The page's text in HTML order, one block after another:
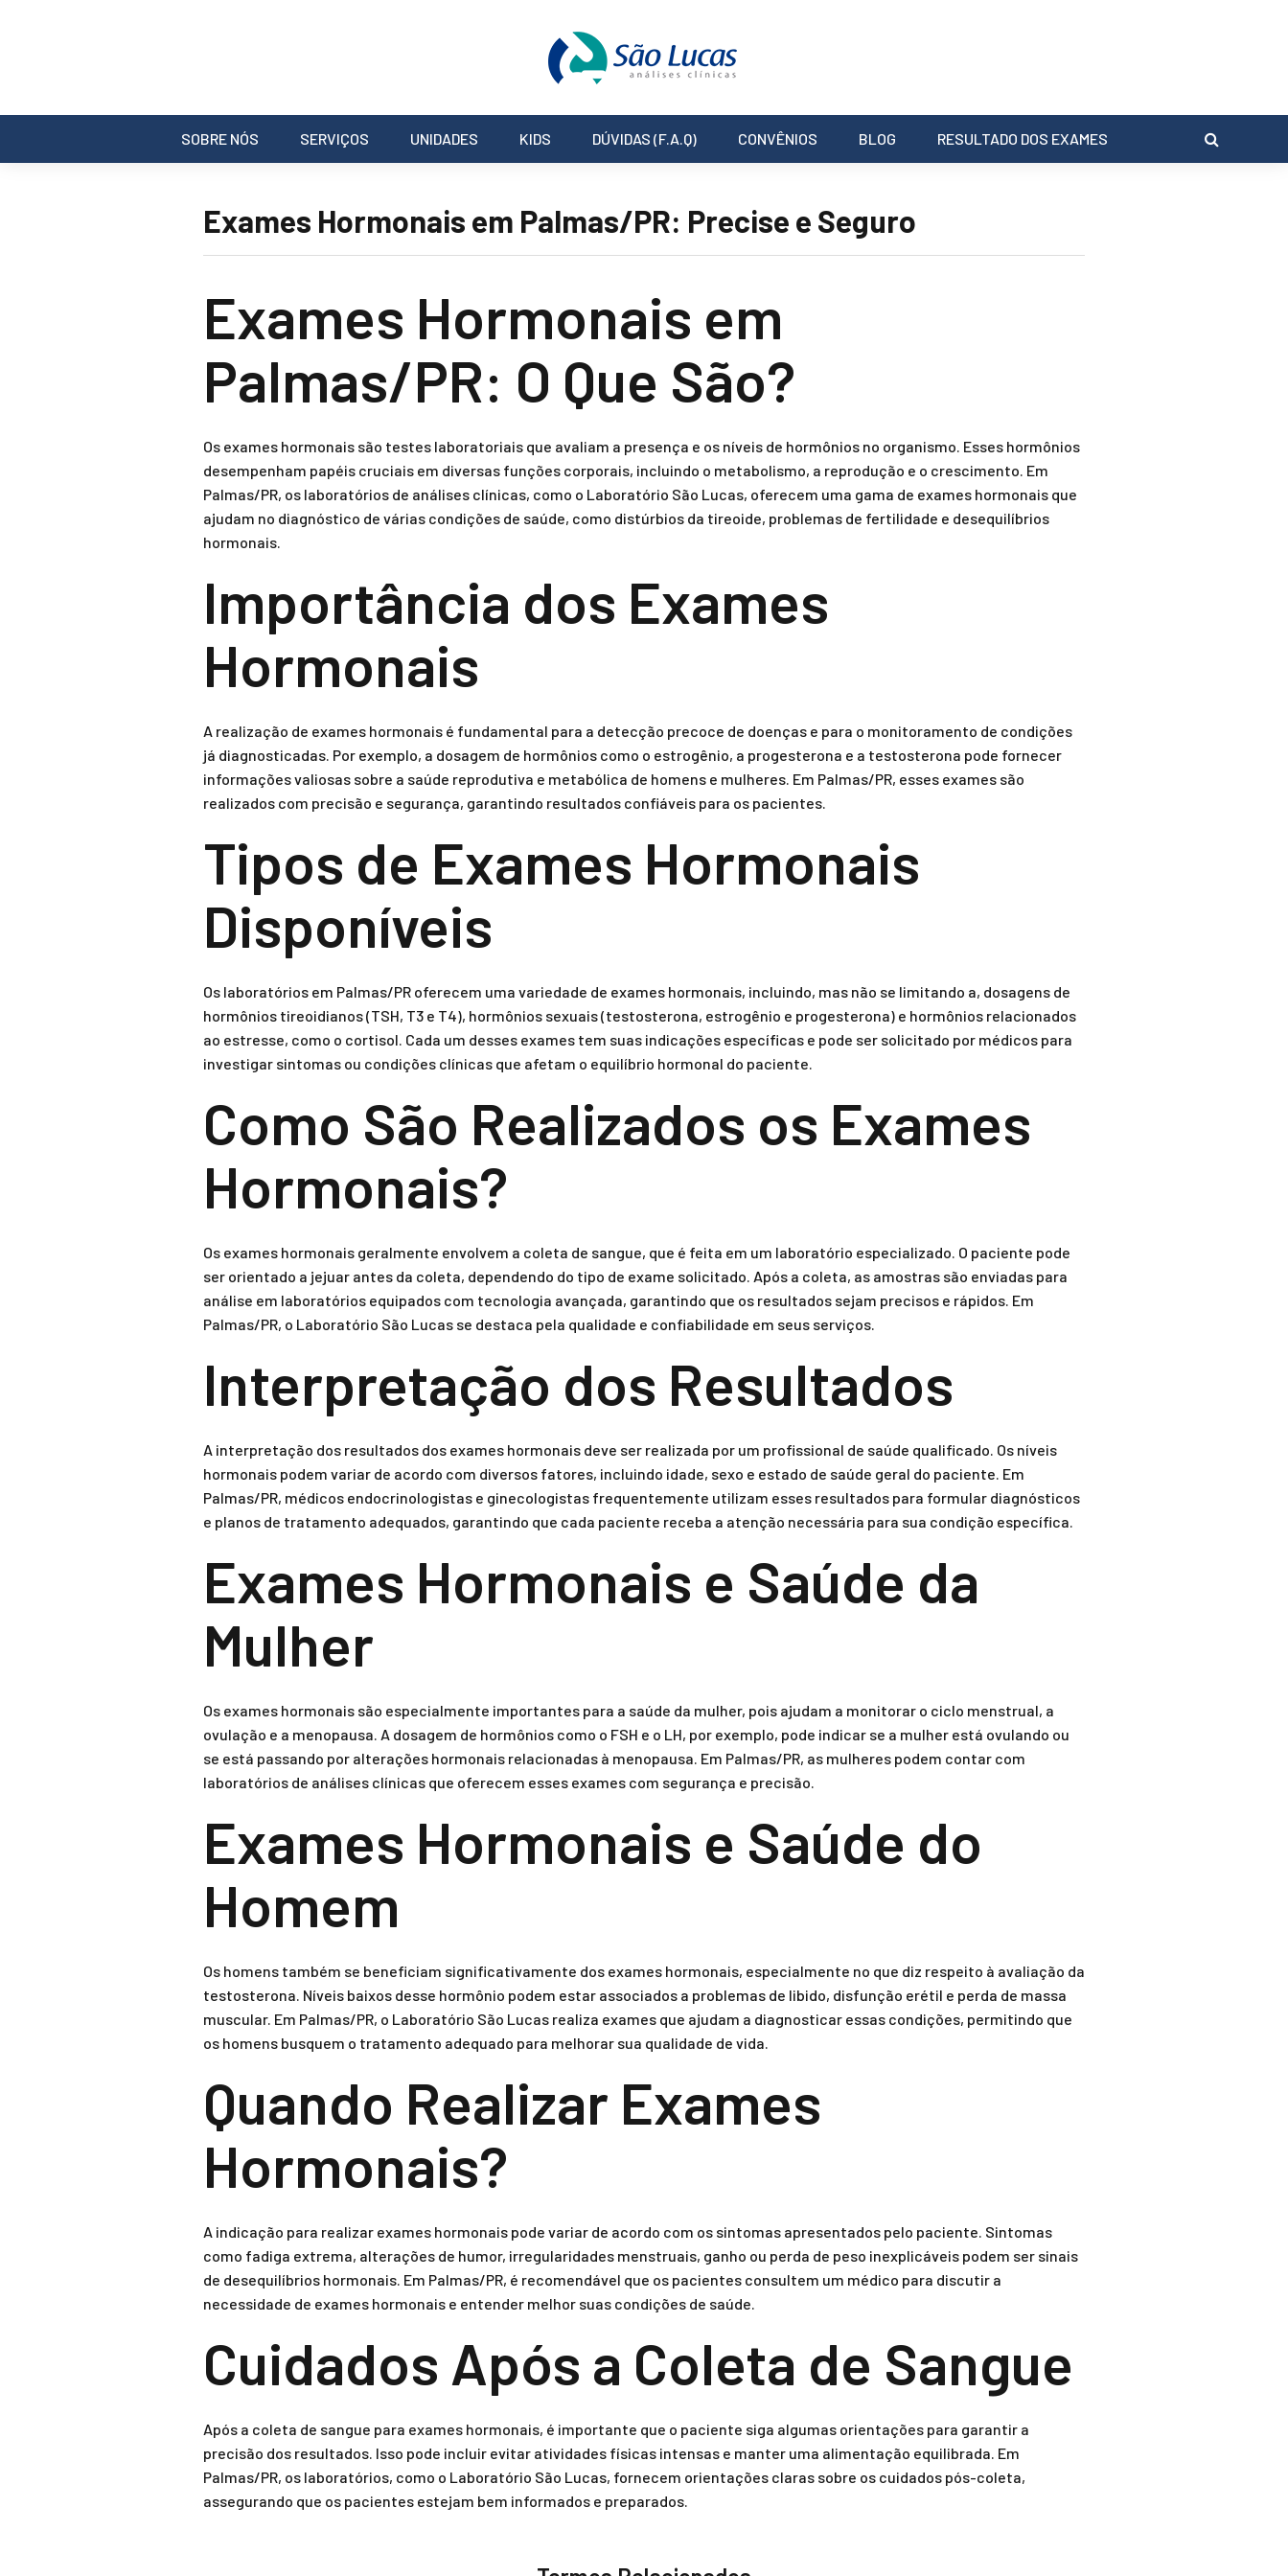
SOBRE NÓS SERVIÇOS UNIDADES KIDS DÚVIDAS (F.A.Q) CONVÊNIOS BLOG RESULTADO DOS EXAMES
Exames Hormonais em Palmas/PR: Precise e Seguro
Exames Hormonais em
Palmas/PR: O Que São?
Os exames hormonais são testes laboratoriais que avaliam a presença e os níveis de hormônios no organismo. Esses hormônios
desempenham papéis cruciais em diversas funções corporais, incluindo o metabolismo, a reprodução e o crescimento. Em
Palmas/PR, os laboratórios de análises clínicas, como o Laboratório São Lucas, oferecem uma gama de exames hormonais que
ajudam no diagnóstico de várias condições de saúde, como distúrbios da tireoide, problemas de fertilidade e desequilíbrios
hormonais.
Importância dos Exames
Hormonais
A realização de exames hormonais é fundamental para a detecção precoce de doenças e para o monitoramento de condições
já diagnosticadas. Por exemplo, a dosagem de hormônios como o estrogênio, a progesterona e a testosterona pode fornecer
informações valiosas sobre a saúde reprodutiva e metabólica de homens e mulheres. Em Palmas/PR, esses exames são
realizados com precisão e segurança, garantindo resultados confiáveis para os pacientes.
Tipos de Exames Hormonais
Disponíveis
Os laboratórios em Palmas/PR oferecem uma variedade de exames hormonais, incluindo, mas não se limitando a, dosagens de
hormônios tireoidianos (TSH, T3 e T4), hormônios sexuais (testosterona, estrogênio e progesterona) e hormônios relacionados
ao estresse, como o cortisol. Cada um desses exames tem suas indicações específicas e pode ser solicitado por médicos para
investigar sintomas ou condições clínicas que afetam o equilíbrio hormonal do paciente.
Como São Realizados os Exames
Hormonais?
Os exames hormonais geralmente envolvem a coleta de sangue, que é feita em um laboratório especializado. O paciente pode
ser orientado a jejuar antes da coleta, dependendo do tipo de exame solicitado. Após a coleta, as amostras são enviadas para
análise em laboratórios equipados com tecnologia avançada, garantindo que os resultados sejam precisos e rápidos. Em
Palmas/PR, o Laboratório São Lucas se destaca pela qualidade e confiabilidade em seus serviços.
Interpretação dos Resultados
A interpretação dos resultados dos exames hormonais deve ser realizada por um profissional de saúde qualificado. Os níveis
hormonais podem variar de acordo com diversos fatores, incluindo idade, sexo e estado de saúde geral do paciente. Em
Palmas/PR, médicos endocrinologistas e ginecologistas frequentemente utilizam esses resultados para formular diagnósticos
e planos de tratamento adequados, garantindo que cada paciente receba a atenção necessária para sua condição específica.
Exames Hormonais e Saúde da
Mulher
Os exames hormonais são especialmente importantes para a saúde da mulher, pois ajudam a monitorar o ciclo menstrual, a
ovulação e a menopausa. A dosagem de hormônios como o FSH e o LH, por exemplo, pode indicar se a mulher está ovulando ou
se está passando por alterações hormonais relacionadas à menopausa. Em Palmas/PR, as mulheres podem contar com
laboratórios de análises clínicas que oferecem esses exames com segurança e precisão.
Exames Hormonais e Saúde do
Homem
Os homens também se beneficiam significativamente dos exames hormonais, especialmente no que diz respeito à avaliação da
testosterona. Níveis baixos desse hormônio podem estar associados a problemas de libido, disfunção erétil e perda de massa
muscular. Em Palmas/PR, o Laboratório São Lucas realiza exames que ajudam a diagnosticar essas condições, permitindo que
os homens busquem o tratamento adequado para melhorar sua qualidade de vida.
Quando Realizar Exames
Hormonais?
A indicação para realizar exames hormonais pode variar de acordo com os sintomas apresentados pelo paciente. Sintomas
como fadiga extrema, alterações de humor, irregularidades menstruais, ganho ou perda de peso inexplicáveis podem ser sinais
de desequilíbrios hormonais. Em Palmas/PR, é recomendável que os pacientes consultem um médico para discutir a
necessidade de exames hormonais e entender melhor suas condições de saúde.
Cuidados Após a Coleta de Sangue
Após a coleta de sangue para exames hormonais, é importante que o paciente siga algumas orientações para garantir a
precisão dos resultados. Isso pode incluir evitar atividades físicas intensas e manter uma alimentação equilibrada. Em
Palmas/PR, os laboratórios, como o Laboratório São Lucas, fornecem orientações claras sobre os cuidados pós-coleta,
assegurando que os pacientes estejam bem informados e preparados.